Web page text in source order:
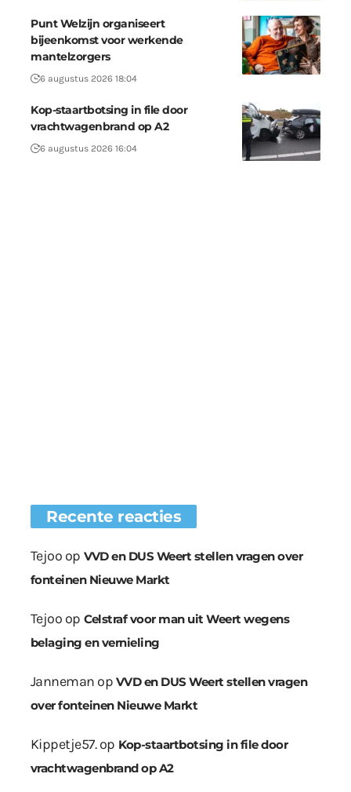
Punt Welzijn organiseert
bijeenkomst voor werkende
mantelzorgers
6 augustus 2026 18:04
Kop-staartbotsing in file door
vrachtwagenbrand op A2
6 augustus 2026 16:04
Recente reacties
Tejoo op VVD en DUS Weert stellen vragen over
fonteinen Nieuwe Markt
Tejoo op Celstraf voor man uit Weert wegens
belaging en vernieling
Janneman op VVD en DUS Weert stellen vragen
over fonteinen Nieuwe Markt
Kippetje57.op Kop-staartbotsing in file door
vrachtwagenbrand op A2